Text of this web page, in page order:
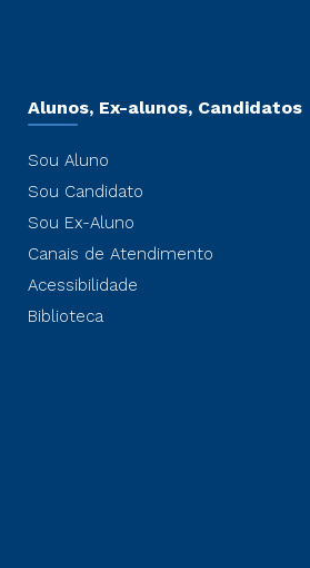
Alunos, Ex-alunos, Candidatos
Sou Aluno
Sou Candidato
Sou Ex-Aluno
Canais de Atendimento
Acessibilidade
Biblioteca